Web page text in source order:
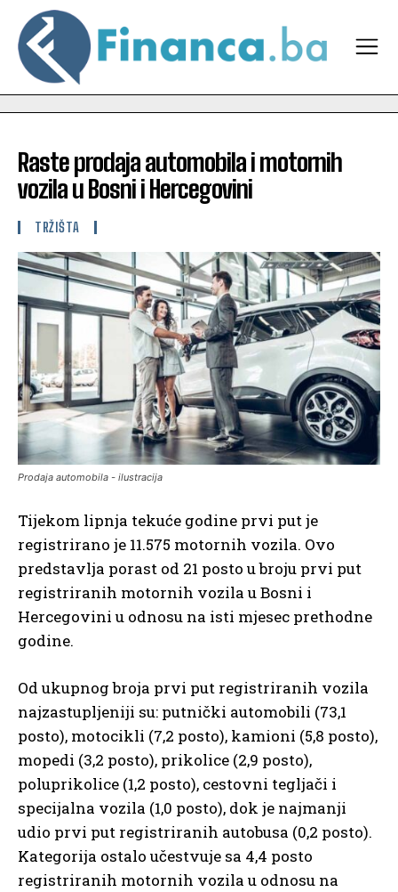
Raste prodaja automobila i motornih
vozila u Bosni i Hercegovini
TRŽIŠTA
Prodaja automobila - ilustracija
Tijekom lipnja tekuće godine prvi put je
registrirano je 11.575 motornih vozila. Ovo
predstavlja porast od 21 posto u broju prvi put
registriranih motornih vozila u Bosni i
Hercegovini u odnosu na isti mjesec prethodne
godine.
Od ukupnog broja prvi put registriranih vozila
najzastupljeniji su: putnički automobili (73,1
posto), motocikli (7,2 posto), kamioni (5,8 posto),
mopedi (3,2 posto), prikolice (2,9 posto),
poluprikolice (1,2 posto), cestovni tegljači i
specijalna vozila (1,0 posto), dok je najmanji
udio prvi put registriranih autobusa (0,2 posto).
Kategorija ostalo učestvuje sa 4,4 posto
registriranih motornih vozila u odnosu na